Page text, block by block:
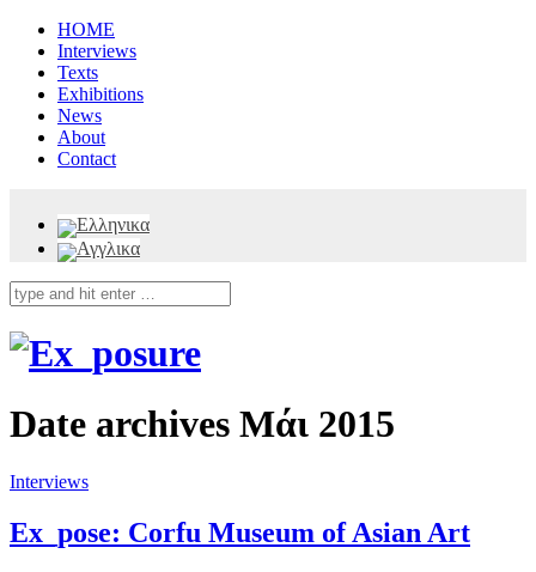
HOME
Interviews
Texts
Exhibitions
News
About
Contact
Date archives Μάι 2015
Interviews
Ex_pose: Corfu Museum of Asian Art